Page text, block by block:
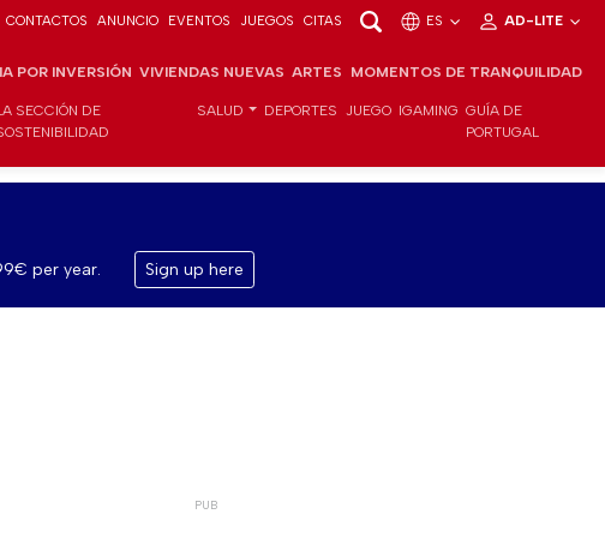
CONTACTOS ANUNCIO EVENTOS JUEGOS CITAS ES AD-LITE
POR INVERSIÓN VIVIENDAS NUEVAS ARTES MOMENTOS DE TRANQUILIDAD
SECCIÓN DE
SALUD DEPORTES JUEGO IGAMING GUÍA DE
PORTUGAL
per year. Sign up here